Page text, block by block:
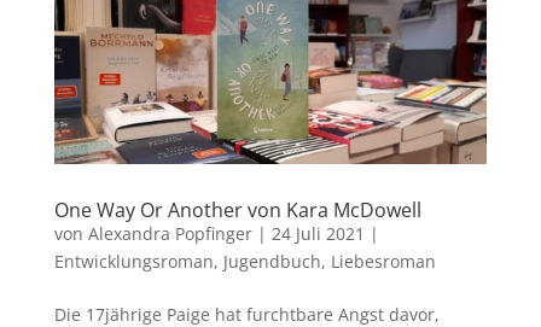
One Way Or Another von Kara McDowell
von Alexandra Popfinger| 24 Juli 2021 |
Entwicklungsroman, Jugendbuch, Liebesroman
Die 17jährige Paige hat furchtbare Angst davor,